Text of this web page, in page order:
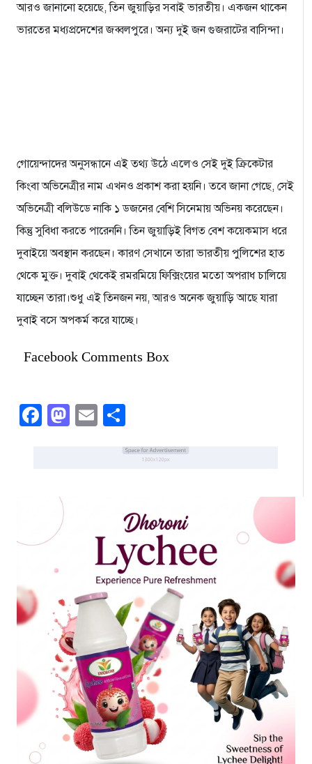
আরও জানানো হয়েছে, তিন জুয়াড়ির সবাই ভারতীয়। একজন থাকেন
ভারতের মধ্যপ্রদেশের জব্বলপুরে। অন্য দুই জন গুজরাটের বাসিন্দা।
গোয়েন্দাদের অনুসন্ধানে এই তথ্য উঠে এলেও সেই দুই ক্রিকেটার
কিংবা অভিনেত্রীর নাম এখনও প্রকাশ করা হয়নি। তবে জানা গেছে, সেই
অভিনেত্রী বলিউডে নাকি ১ ডজনের বেশি সিনেমায় অভিনয় করেছেন।
কিন্তু সুবিধা করতে পারেননি। তিন জুয়াড়িই বিগত বেশ কয়েকমাস ধরে
দুবাইয়ে অবস্থান করছেন। কারণ সেখানে তারা ভারতীয় পুলিশের হাত
থেকে মুক্ত। দুবাই থেকেই রমরমিয়ে ফিক্সিংয়ের মতো অপরাধ চালিয়ে
যাচ্ছেন তারা।শুধু এই তিনজন নয়, আরও অনেক জুয়াড়ি আছে যারা
দুবাই বসে অপকর্ম করে যাচ্ছে।
Facebook Comments Box
Facebook
Mastodon
Email